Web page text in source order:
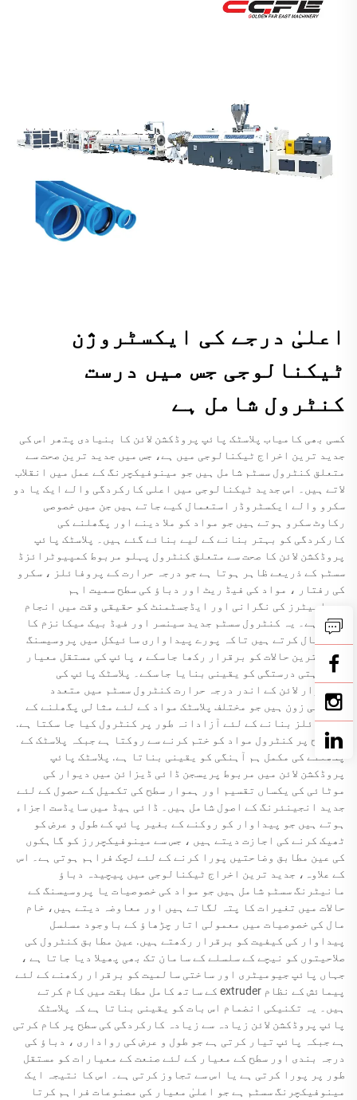
اعلیٰ درجے کی ایکسٹروژن
ٹیکنالوجی جس میں درست
کنٹرول شامل ہے
کسی بھی کامیاب پلاسٹک پائپ پروڈکشن لائن کا بنیادی پتھر اس کی
جدید ترین اخراج ٹیکنالوجی میں ہے، جس میں جدید ترین صحت سے
متعلق کنٹرول سسٹم شامل ہیں جو مینوفیکچرنگ کے عمل میں انقلاب
لاتے ہیں۔ اس جدید ٹیکنالوجی میں اعلی کارکردگی والے ایک یا دو
سکرو والے ایکسٹروڈر استعمال کیے جاتے ہیں جن میں خصوصی
رکاوٹ سکرو ہوتے ہیں جو مواد کو ملا دینے اور پگھلنے کی
کارکردگی کو بہتر بنانے کے لیے بنائے گئے ہیں۔ پلاسٹک پائپ
پروڈکشن لائن کا صحت سے متعلق کنٹرول پہلو مربوط کمپیوٹرائزڈ
سسٹم کے ذریعے ظاہر ہوتا ہے جو درجہ حرارت کے پروفائلز ، سکرو
کی رفتار ، مواد کی فیڈ ریٹ اور دباؤ کی سطح سمیت اہم
پیرامیٹرز کی نگرانی اور ایڈجسٹمنٹ کو حقیقی وقت میں انجام
دیتا ہے۔ یہ کنٹرول سسٹم جدید سینسر اور فیڈ بیک میکانزم کا
استعمال کرتے ہیں تاکہ پورے پیداواری سائیکل میں پروسیسنگ
کے بہترین حالات کو برقرار رکھا جاسکے ، پائپ کی مستقل معیار
اور جہتی درستگی کو یقینی بنایا جاسکے۔ پلاسٹک پائپ کی
پیداوار لائن کے اندر درجہ حرارت کنٹرول سسٹم میں متعدد
حرارتی زون ہیں جو مختلف پلاسٹک مواد کے لئے مثالی پگھلنے کے
پروفائلز بنانے کے لئے آزادانہ طور پر کنٹرول کیا جا سکتا ہے.
اس سطح پر کنٹرول مواد کو ختم کرنے سے روکتا ہے جبکہ پلاسٹک کے
پگھلنے کی مکمل ہم آہنگی کو یقینی بناتا ہے. پلاسٹک پائپ
پروڈکشن لائن میں مربوط پریسجن ڈائی ڈیزائن میں دیوار کی
موٹائی کی یکساں تقسیم اور ہموار سطح کی تکمیل کے حصول کے لئے
جدید انجینئرنگ کے اصول شامل ہیں۔ ڈائی ہیڈ میں سایڈست اجزاء
ہوتے ہیں جو پیداوار کو روکنے کے بغیر پائپ کے طول و عرض کو
ٹھیک کرنے کی اجازت دیتے ہیں ، جس سے مینوفیکچررز کو گاہکوں
کی عین مطابق وضاحتیں پورا کرنے کے لئے لچک فراہم ہوتی ہے۔ اس
کے علاوہ، جدید ترین اخراج ٹیکنالوجی میں پیچیدہ دباؤ
مانیٹرنگ سسٹم شامل ہیں جو مواد کی خصوصیات یا پروسیسنگ کے
حالات میں تغیرات کا پتہ لگاتے ہیں اور معاوضہ دیتے ہیں، خام
مال کی خصوصیات میں معمولی اتار چڑھاؤ کے باوجود مسلسل
پیداوار کی کیفیت کو برقرار رکھتے ہیں. عین مطابق کنٹرول کی
صلاحیتوں کو نیچے کے سلسلے کے سامان تک بھی پھیلا دیا جاتا ہے ،
جہاں پائپ جیومیٹری اور ساختی سالمیت کو برقرار رکھنے کے لئے
پیمائش کے نظام extruder کے ساتھ کامل مطابقت میں کام کرتے
ہیں۔ یہ تکنیکی انضمام اس بات کو یقینی بناتا ہے کہ پلاسٹک
پائپ پروڈکشن لائن زیادہ سے زیادہ کارکردگی کی سطح پر کام کرتی
ہے جبکہ پائپ تیار کرتی ہے جو طول و عرض کی رواداری ، دباؤ کی
درجہ بندی اور سطح کے معیار کے لئے صنعت کے معیارات کو مستقل
طور پر پورا کرتی ہے یا اس سے تجاوز کرتی ہے۔ اس کا نتیجہ ایک
مینوفیکچرنگ سسٹم ہے جو اعلیٰ معیار کی مصنوعات فراہم کرتا